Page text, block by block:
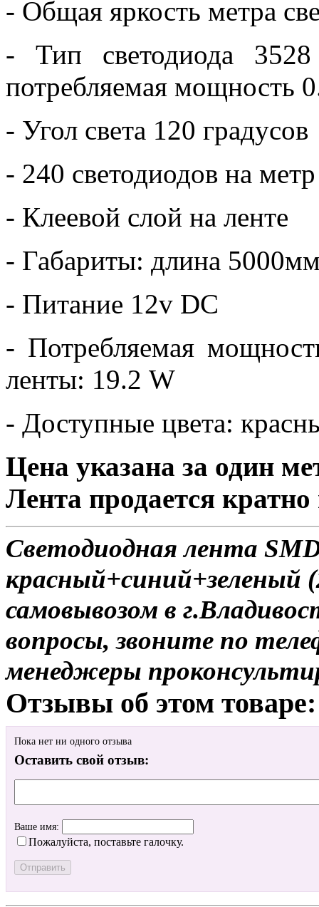
- Общая яркость метра
- Тип светодиода
потребляемая мощность
- Угол света 120 градусов
- 240 светодиодов на метр
- Клеевой слой на ленте
- Габариты: длина
- Питание 12v DC
- Потребляемая
ленты: 19.2 W
- Доступные цвета:
Цена указана за один
Лента продается кратно
Светодиодная лента
красный+синий+зеленый
самовывозом в
вопросы, звоните по
менеджеры
Отзывы об этом товаре:
Пока нет ни одного отзыва
Оставить свой отзыв:
Ваше имя:
Пожалуйста, поставьте галочку.